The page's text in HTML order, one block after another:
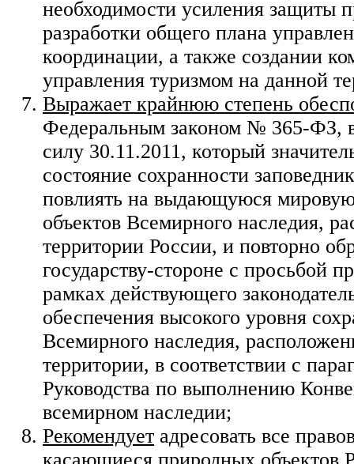
необходимости усиления защиты
разработки общего плана
координации, а также создании
управления туризмом на данной
Выражает крайнюю степень
Федеральным законом № 365-ФЗ,
силу 30.11.2011, который
состояние сохранности
повлиять на выдающуюся
объектов Всемирного наследия,
территории России, и повторно
государству-стороне с просьбой
рамках действующего
обеспечения высокого уровня
Всемирного наследия,
территории, в соответствии с
Руководства по выполнению
всемирном наследии;
Рекомендует адресовать все